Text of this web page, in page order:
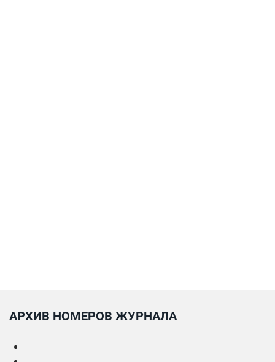
АРХИВ НОМЕРОВ ЖУРНАЛА